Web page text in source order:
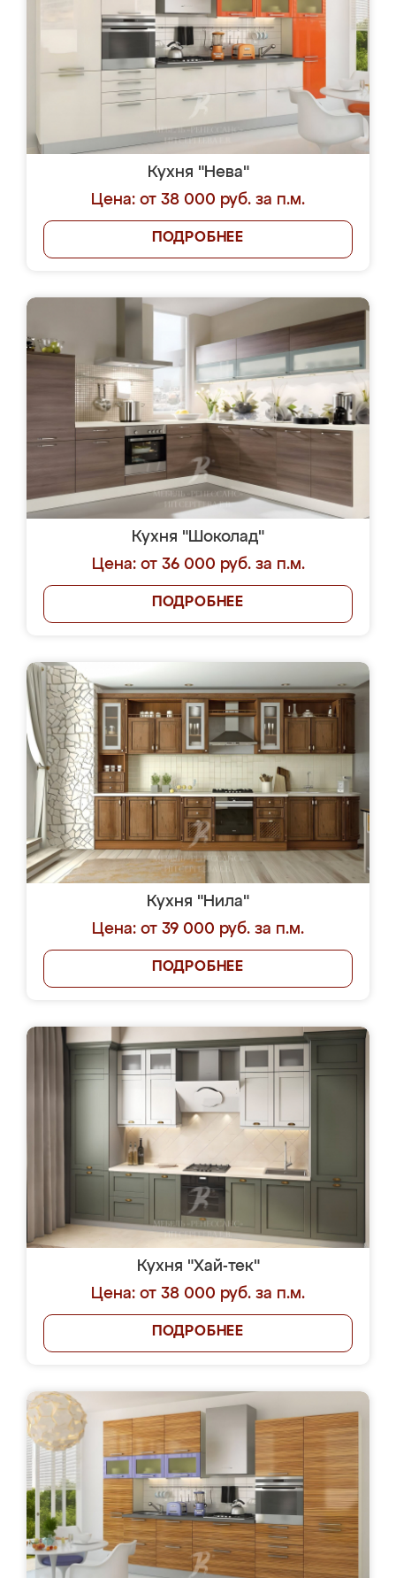
Кухня "Нева"
Цена: от 38 000 руб. за п.м.
ПОДРОБНЕЕ
Кухня "Шоколад"
Цена: от 36 000 руб. за п.м.
ПОДРОБНЕЕ
Кухня "Нила"
Цена: от 39 000 руб. за п.м.
ПОДРОБНЕЕ
Кухня "Хай-тек"
Цена: от 38 000 руб. за п.м.
ПОДРОБНЕЕ